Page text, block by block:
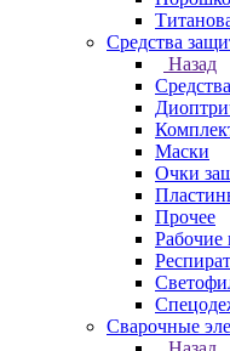
Средства
Назад
Маски
Очки
Прочее
Рабочие
Сварочные